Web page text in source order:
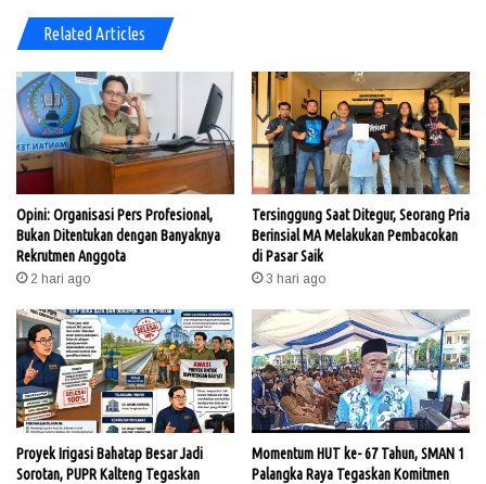
Related Articles
Opini: Organisasi Pers Profesional,
Bukan Ditentukan dengan Banyaknya
Rekrutmen Anggota
2 hari ago
Tersinggung Saat Ditegur, Seorang Pria
Berinsial MA Melakukan Pembacokan
di Pasar Saik
3 hari ago
Proyek Irigasi Bahatap Besar Jadi
Sorotan, PUPR Kalteng Tegaskan
Momentum HUT ke- 67 Tahun, SMAN 1
Palangka Raya Tegaskan Komitmen